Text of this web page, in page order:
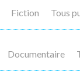
Fiction Tous
Documentaire